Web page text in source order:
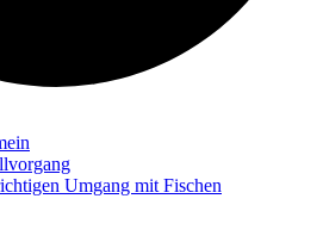
Umgang mit Fischen